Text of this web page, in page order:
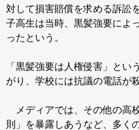
対して損害賠償を求める訴訟
子高生は当時、黒髪強要によ
ったという。
「黒髪強要は人権侵害」とい
がり、学校には抗議の電話が
メディアでは、その他の高
則」を暴露しあうなど、多く